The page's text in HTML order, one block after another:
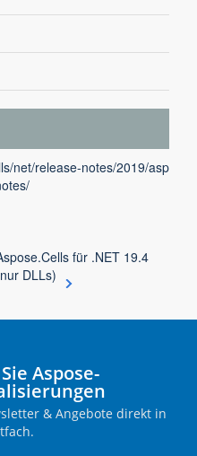
net/release-notes/2019/asp
für .NET 19.4
DLLs)
Aspose-
& Angebote direkt in